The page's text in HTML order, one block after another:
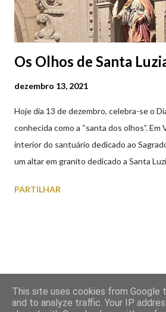
Os Olhos de Santa
dezembro 13, 2021
Hoje dia 13 de dezembro, celebra-se o
conhecida como a “santa dos olhos”. Em
interior do santuário dedicado ao
um altar em granito dedicado a Santa
uma capela dedicada a Santa Luzia
Siracusa) conta que esta jovem italiana
PARTILHAR
This site uses cookies from Google
and to analyze traffic. Your IP